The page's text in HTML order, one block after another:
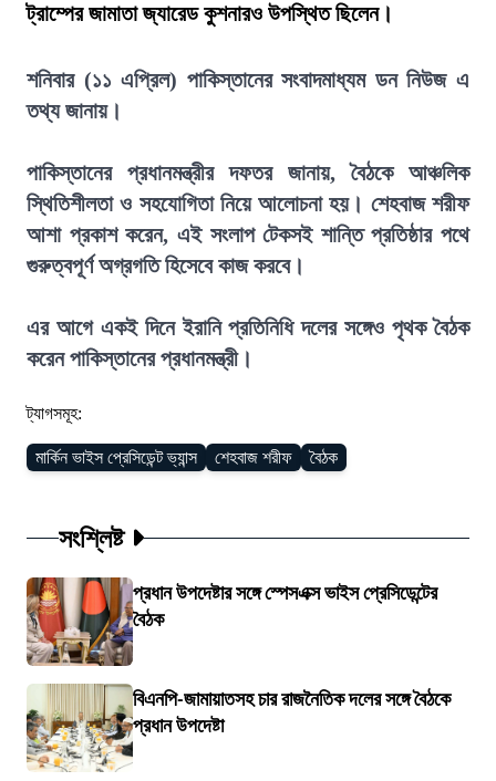
ট্রাম্পের জামাতা জ্যারেড কুশনারও উপস্থিত ছিলেন।
শনিবার (১১ এপ্রিল) পাকিস্তানের সংবাদমাধ্যম ডন নিউজ এ
তথ্য জানায়।
পাকিস্তানের প্রধানমন্ত্রীর দফতর জানায়, বৈঠকে আঞ্চলিক
স্থিতিশীলতা ও সহযোগিতা নিয়ে আলোচনা হয়। শেহবাজ শরীফ
আশা প্রকাশ করেন, এই সংলাপ টেকসই শান্তি প্রতিষ্ঠার পথে
গুরুত্বপূর্ণ অগ্রগতি হিসেবে কাজ করবে।
এর আগে একই দিনে ইরানি প্রতিনিধি দলের সঙ্গেও পৃথক বৈঠক
করেন পাকিস্তানের প্রধানমন্ত্রী।
ট্যাগসমূহ:
মার্কিন ভাইস প্রেসিডেন্ট ভ্যান্স শেহবাজ শরীফ বৈঠক
সংশ্লিষ্ট
প্রধান উপদেষ্টার সঙ্গে স্পেসএক্স ভাইস প্রেসিডেন্টের
বৈঠক
বিএনপি-জামায়াতসহ চার রাজনৈতিক দলের সঙ্গে বৈঠকে
প্রধান উপদেষ্টা